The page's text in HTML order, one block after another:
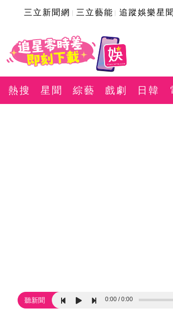
三立新聞網 三立藝能 追蹤娛樂星聞
熱搜 星聞 綜藝 戲劇 日韓
聽新聞 0:00 0:00